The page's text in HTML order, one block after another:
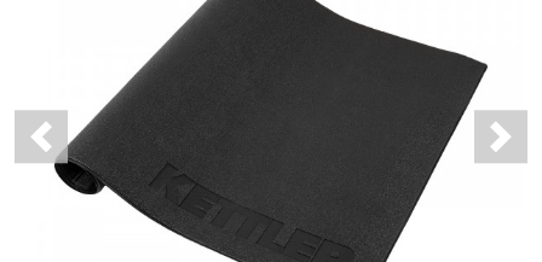
Previous Next